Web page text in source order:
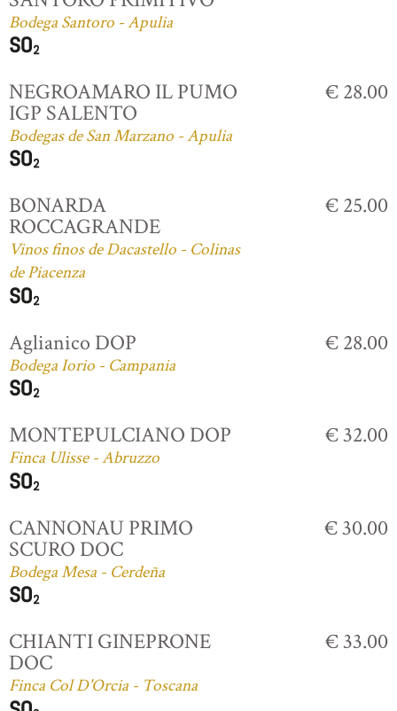
Bodega Santoro - Apulia
NEGROAMARO IL PUMO
IGP SALENTO
Bodegas de San Marzano - Apulia
€ 28.00
BONARDA
ROCCAGRANDE
Vinos finos de Dacastello - Colinas
de Piacenza
€ 25.00
Aglianico DOP
Bodega Iorio - Campania
€ 28.00
MONTEPULCIANO DOP
Finca Ulisse - Abruzzo
€ 32.00
CANNONAU PRIMO
SCURO DOC
Bodega Mesa - Cerdeña
€ 30.00
CHIANTI GINEPRONE
DOC
Finca Col D'Orcia - Toscana
€ 33.00